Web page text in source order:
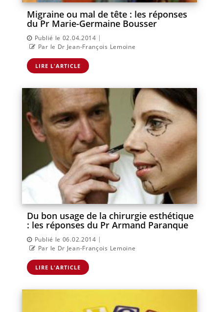
Migraine ou mal de tête : les réponses
du Pr Marie-Germaine Bousser
Publié le 02.04.2014 |
Par le Dr Jean-François Lemoine
LIRE L'ARTICLE
Du bon usage de la chirurgie esthétique
: les réponses du Pr Armand Paranque
Publié le 06.02.2014 |
Par le Dr Jean-François Lemoine
LIRE L'ARTICLE